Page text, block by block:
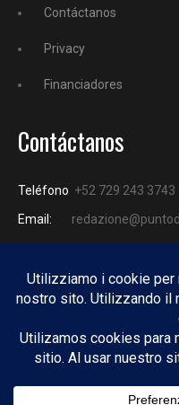
Contáctanos
Privacy
Financiadores
Contáctanos
Teléfono +52 729 243 3743
Email: